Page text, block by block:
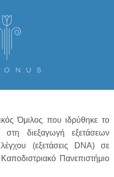
Όμιλος που ιδρύθηκε το
στη διεξαγωγή εξετάσεων
(εξετάσεις DNA) σε
Πανεπιστήμιο